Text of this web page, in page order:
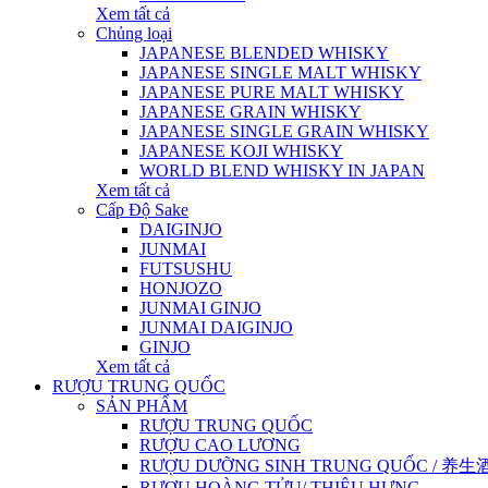
Xem tất cả
Chủng loại
JAPANESE BLENDED WHISKY
JAPANESE SINGLE MALT WHISKY
JAPANESE PURE MALT WHISKY
JAPANESE GRAIN WHISKY
JAPANESE SINGLE GRAIN WHISKY
JAPANESE KOJI WHISKY
WORLD BLEND WHISKY IN JAPAN
Xem tất cả
Cấp Độ Sake
DAIGINJO
JUNMAI
FUTSUSHU
HONJOZO
JUNMAI GINJO
JUNMAI DAIGINJO
GINJO
Xem tất cả
RƯỢU TRUNG QUỐC
SẢN PHẨM
RƯỢU TRUNG QUỐC
RƯỢU CAO LƯƠNG
RƯỢU DƯỠNG SINH TRUNG QUỐC / 养生